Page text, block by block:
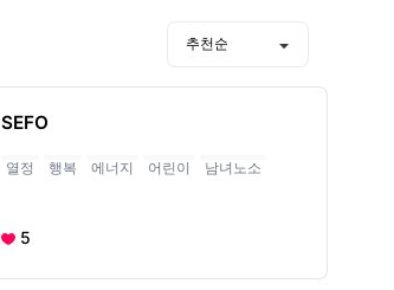
SEFO
열정 행복 에너지 어린이 남녀노소
5